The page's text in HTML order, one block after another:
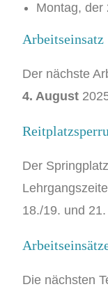
Montag, der
Arbeitseinsatz
Der nächste
4. August
Der
18./19. und
Die nächsten